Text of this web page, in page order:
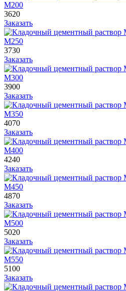
М200
3620
Заказать
М250
3730
Заказать
М300
3900
Заказать
М350
4070
Заказать
М400
4240
Заказать
М450
4870
Заказать
М500
5020
Заказать
М550
5100
Заказать